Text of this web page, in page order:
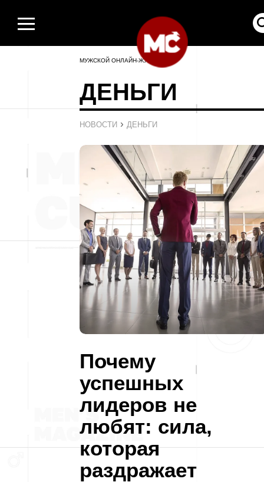
МУЖСКОЙ ОНЛАЙН-ЖУРНАЛ
ДЕНЬГИ
НОВОСТИ › ДЕНЬГИ
Почему
успешных
лидеров не
любят: сила,
которая
раздражает